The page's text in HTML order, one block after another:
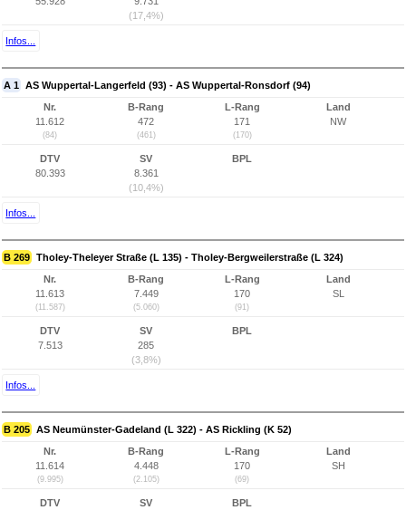
(17,4%)
Infos...
A 1 AS Wuppertal-Langerfeld (93) - AS Wuppertal-Ronsdorf (94)
Nr.
11.612
(84)
B-Rang
472
(461)
L-Rang
171
(170)
Land
NW
DTV
80.393
SV
8.361
(10,4%)
BPL
Infos...
B 269 Tholey-Theleyer Straße (L 135) - Tholey-Bergweilerstraße (L 324)
Nr.
11.613
(11.587)
B-Rang
7.449
(5.060)
L-Rang
170
(91)
Land
SL
DTV
7.513
SV
285
(3,8%)
BPL
Infos...
B 205 AS Neumünster-Gadeland (L 322) - AS Rickling (K 52)
Nr.
11.614
(9.995)
B-Rang
4.448
(2.105)
L-Rang
170
(69)
Land
SH
DTV
SV
BPL